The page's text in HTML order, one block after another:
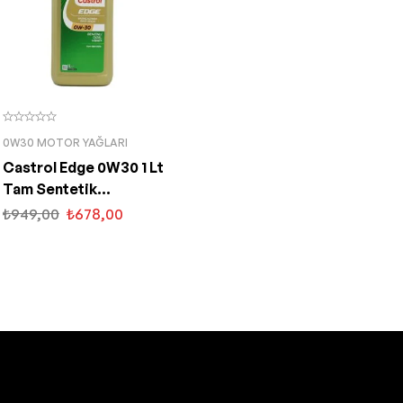
0W30 MOTOR YAĞLARI
Castrol Edge 0W30 1 Lt
Tam Sentetik
Partiküllü Motor Yağı
₺949,00 ₺678,00